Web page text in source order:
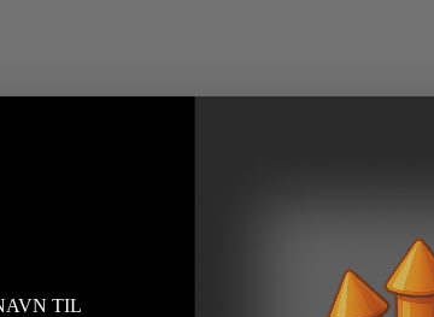
show med hele 60 kraftfulde skud.
25 mm skud sprøjter i alle retninger og spreder lys
med stor effekt og fantastisk visuel
TIL